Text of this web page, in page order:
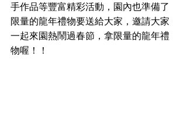
手作品等豐富精彩活動，園內也準備了
限量的龍年禮物要送給大家，邀請大家
一起來園熱鬧過春節，拿限量的龍年禮
物喔！！